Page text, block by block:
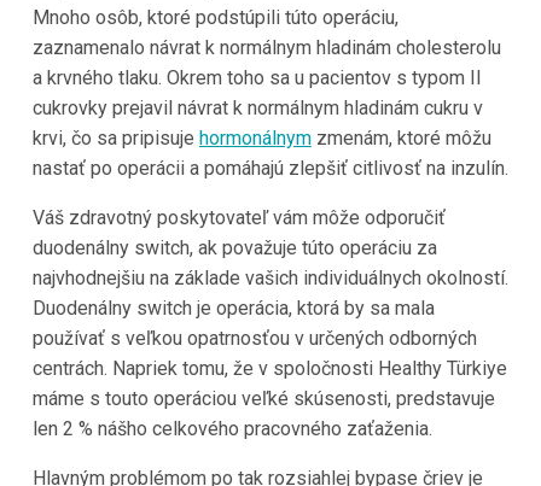
Mnoho osôb, ktoré podstúpili túto operáciu,
zaznamenalo návrat k normálnym hladinám cholesterolu
a krvného tlaku. Okrem toho sa u pacientov s typom II
cukrovky prejavil návrat k normálnym hladinám cukru v
krvi, čo sa pripisuje hormonálnymzmenám, ktoré môžu
nastať po operácii a pomáhajú zlepšiť citlivosť na inzulín.
Váš zdravotný poskytovateľ vám môže odporučiť
duodenálny switch, ak považuje túto operáciu za
najvhodnejšiu na základe vašich individuálnych okolností.
Duodenálny switch je operácia, ktorá by sa mala
používať s veľkou opatrnosťou v určených odborných
centrách. Napriek tomu, že v spoločnosti Healthy Türkiye
máme s touto operáciou veľké skúsenosti, predstavuje
len 2 % nášho celkového pracovného zaťaženia.
Hlavným problémom po tak rozsiahlej bypase čriev je